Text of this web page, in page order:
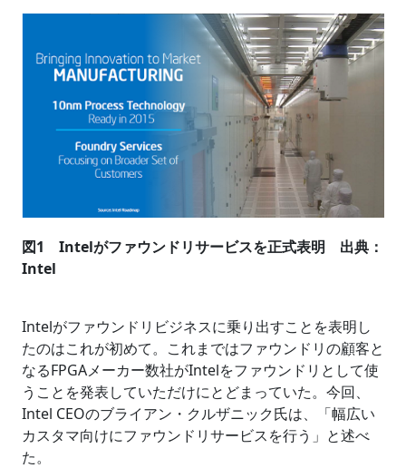
図1 Intelがファウンドリサービスを正式表明 出典：
Intel
Intelがファウンドリビジネスに乗り出すことを表明し
たのはこれが初めて。これまではファウンドリの顧客と
なるFPGAメーカー数社がIntelをファウンドリとして使
うことを発表していただけにとどまっていた。今回、
Intel CEOのブライアン・クルザニック氏は、「幅広い
カスタマ向けにファウンドリサービスを行う」と述べ
た。